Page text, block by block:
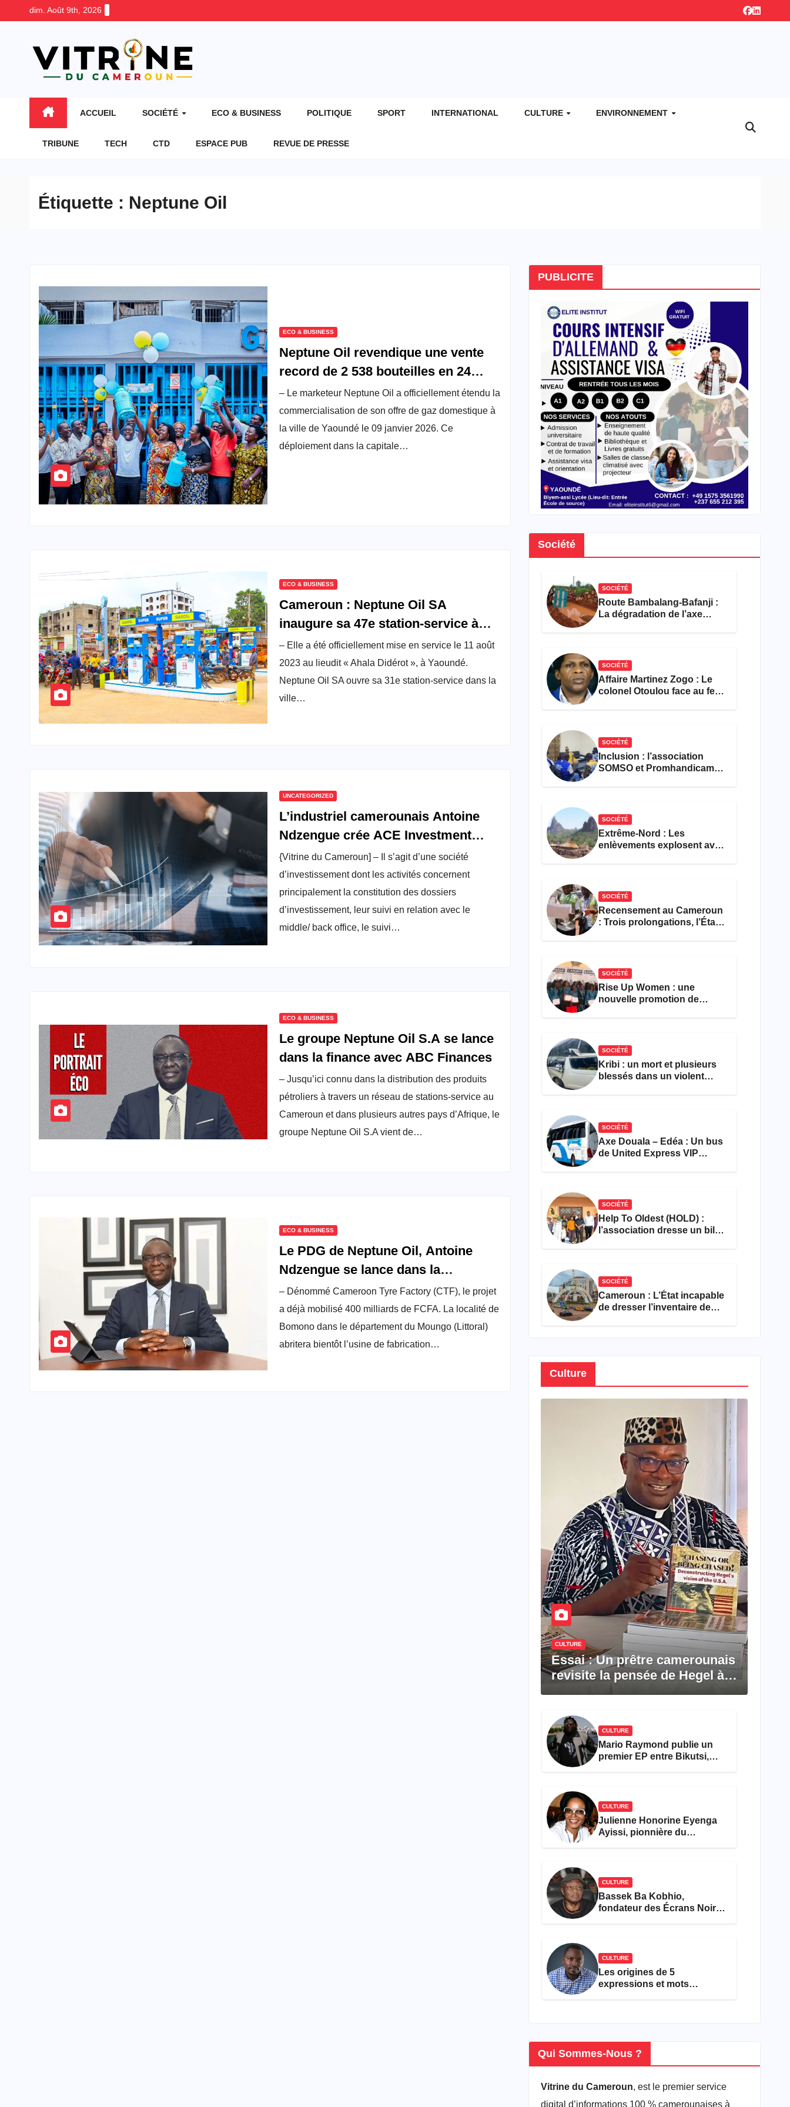
dim. Août 9th, 2026
ACCUEIL SOCIÉTÉ ECO & BUSINESS POLITIQUE SPORT INTERNATIONAL CULTURE ENVIRONNEMENT
TRIBUNE TECH CTD ESPACE PUB REVUE DE PRESSE
Étiquette : Neptune Oil
ECO & BUSINESS
Neptune Oil revendique une vente
record de 2 538 bouteilles en 24
heures lors de son lancement à
Yaoundé
– Le marketeur Neptune Oil a officiellement étendu la
commercialisation de son offre de gaz domestique à
la ville de Yaoundé le 09 janvier 2026. Ce
déploiement dans la capitale…
ECO & BUSINESS
Cameroun : Neptune Oil SA
inaugure sa 47e station-service à
Yaoundé
– Elle a été officiellement mise en service le 11 août
2023 au lieudit « Ahala Didérot », à Yaoundé.
Neptune Oil SA ouvre sa 31e station-service dans la
ville…
UNCATEGORIZED
L’industriel camerounais Antoine
Ndzengue crée ACE Investment
Group
{Vitrine du Cameroun] – Il s’agit d’une société
d’investissement dont les activités concernent
principalement la constitution des dossiers
d’investissement, leur suivi en relation avec le
middle/ back office, le suivi…
ECO & BUSINESS
Le groupe Neptune Oil S.A se lance
dans la finance avec ABC Finances
– Jusqu’ici connu dans la distribution des produits
pétroliers à travers un réseau de stations-service au
Cameroun et dans plusieurs autres pays d’Afrique, le
groupe Neptune Oil S.A vient de…
ECO & BUSINESS
Le PDG de Neptune Oil, Antoine
Ndzengue se lance dans la
fabrication des pneus
– Dénommé Cameroon Tyre Factory (CTF), le projet
a déjà mobilisé 400 milliards de FCFA. La localité de
Bomono dans le département du Moungo (Littoral)
abritera bientôt l’usine de fabrication…
PUBLICITE
Société
SOCIÉTÉ
Route Bambalang-Bafanji :
La dégradation de l’axe
SOCIÉTÉ
Affaire Martinez Zogo : Le
colonel Otoulou face au feu
SOCIÉTÉ
Inclusion : l’association
SOMSO et Promhandicam
SOCIÉTÉ
Extrême-Nord : Les
enlèvements explosent avec
SOCIÉTÉ
Recensement au Cameroun
: Trois prolongations, l’État
SOCIÉTÉ
Rise Up Women : une
nouvelle promotion de
SOCIÉTÉ
Kribi : un mort et plusieurs
blessés dans un violent
SOCIÉTÉ
Axe Douala – Edéa : Un bus
de United Express VIP
SOCIÉTÉ
Help To Oldest (HOLD) :
l’association dresse un bilan
SOCIÉTÉ
Cameroun : L’État incapable
de dresser l’inventaire de
Culture
CULTURE
Essai : Un prêtre camerounais
revisite la pensée de Hegel à
CULTURE
Mario Raymond publie un
premier EP entre Bikutsi,
CULTURE
Julienne Honorine Eyenga
Ayissi, pionnière du
CULTURE
Bassek Ba Kobhio,
fondateur des Écrans Noirs,
CULTURE
Les origines de 5
expressions et mots
Qui Sommes-Nous ?
Vitrine du Cameroun, est le premier service
digital d’informations 100 % camerounaises à